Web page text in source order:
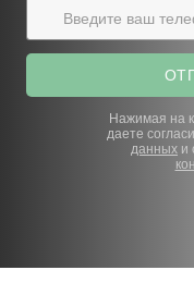
Нажимая на
даете
данных и